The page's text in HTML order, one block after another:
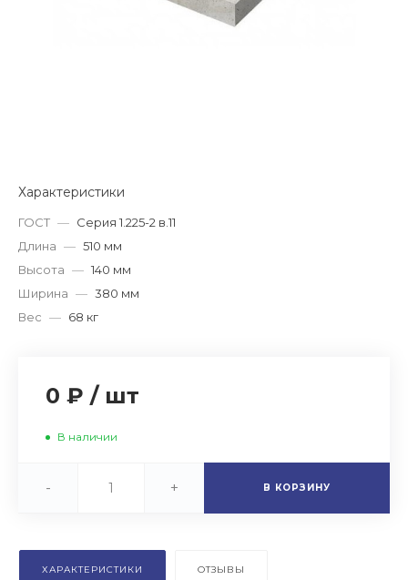
Характеристики
ГОСТ — Серия 1.225-2 в.11
Длина — 510 мм
Высота — 140 мм
Ширина — 380 мм
Вес — 68 кг
0 ₽ / шт
В наличии
- + В КОРЗИНУ
ХАРАКТЕРИСТИКИ ОТЗЫВЫ